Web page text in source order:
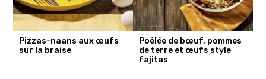
Pizzas-naans aux œufs
sur la braise
Poêlée de bœuf, pommes
de terre et œufs style
fajitas